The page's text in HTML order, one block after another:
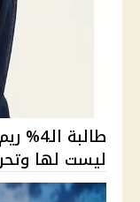
طالبة
ليست لها